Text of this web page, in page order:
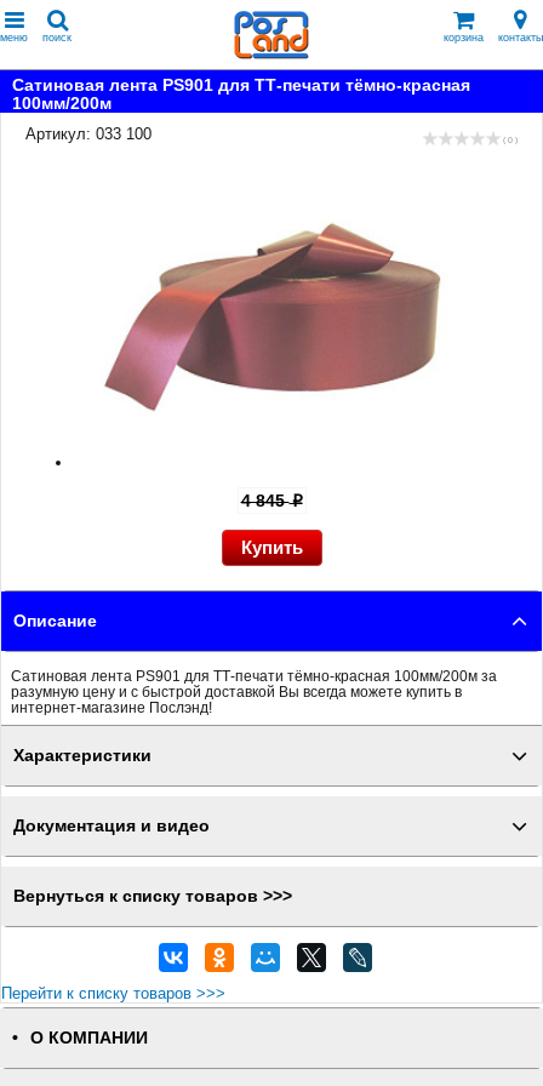
меню поиск корзина контакты
Сатиновая лента PS901 для ТТ-печати тёмно-красная
100мм/200м
Артикул: 033 100
( 0 )
4 845p
Описание
Сатиновая лента PS901 для ТТ-печати тёмно-красная 100мм/200м за
разумную цену и с быстрой доставкой Вы всегда можете купить в
интернет-магазине Послэнд!
Характеристики
Документация и видео
Вернуться к списку товаров >>>
Перейти к списку товаров >>>
О КОМПАНИИ